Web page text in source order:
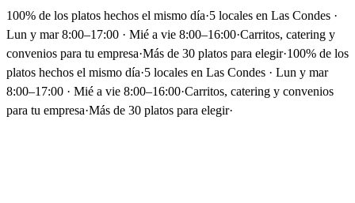
100% de los platos hechos el mismo día·5 locales en Las Condes ·
Lun y mar 8:00–17:00 · Mié a vie 8:00–16:00·Carritos, catering y
convenios para tu empresa·Más de 30 platos para elegir·100% de los
platos hechos el mismo día·5 locales en Las Condes · Lun y mar
8:00–17:00 · Mié a vie 8:00–16:00·Carritos, catering y convenios
para tu empresa·Más de 30 platos para elegir·